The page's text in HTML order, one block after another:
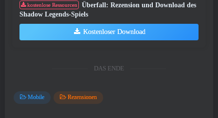
kostenlose Ressourcen
Überfall: Rezension und Download des
Shadow Legends-Spiels
Kostenloser Download
DAS ENDE
Mobile Rezensionen